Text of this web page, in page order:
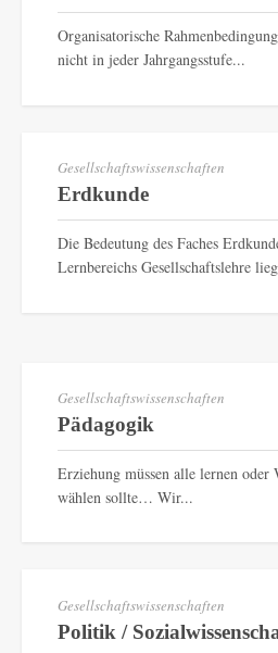
Organisatorische
nicht in jeder Jahrgangsstufe...
Gesellschaftswissenschaften
Erdkunde
Die Bedeutung des Faches
Lernbereichs Gesellschaftslehre
Gesellschaftswissenschaften
Pädagogik
Erziehung müssen alle lernen oder
wählen sollte… Wir...
Gesellschaftswissenschaften
Politik /